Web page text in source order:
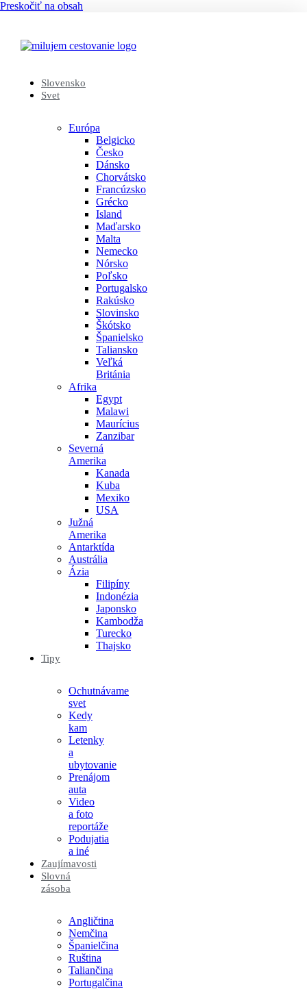
Preskočiť na obsah
Slovensko
Svet
Európa
Belgicko
Česko
Dánsko
Chorvátsko
Francúzsko
Grécko
Island
Maďarsko
Malta
Nemecko
Nórsko
Poľsko
Portugalsko
Rakúsko
Slovinsko
Škótsko
Španielsko
Taliansko
Veľká
Británia
Afrika
Egypt
Malawi
Maurícius
Zanzibar
Severná
Amerika
Kanada
Kuba
Mexiko
USA
Južná
Amerika
Antarktída
Austrália
Ázia
Filipíny
Indonézia
Japonsko
Kambodža
Turecko
Thajsko
Tipy
Ochutnávame
svet
Kedy
kam
Letenky
a
ubytovanie
Prenájom
auta
Video
a foto
reportáže
Podujatia
a iné
Zaujímavosti
Slovná
zásoba
Angličtina
Nemčina
Španielčina
Ruština
Taliančina
Portugalčina